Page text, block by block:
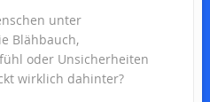
unter
Blähbauch,
oder Unsicherheiten
wirklich dahinter?